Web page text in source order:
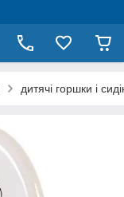
дитячі горшки і